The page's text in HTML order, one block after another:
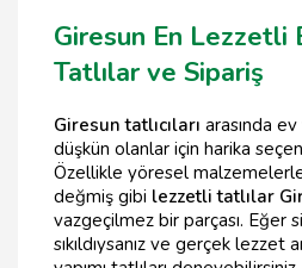
Giresun En Lezzetli
Tatlılar ve Sipariş
Giresun tatlıcıları arasında
düşkün olanlar için harika
Özellikle yöresel
değmiş gibi lezzetli tatlılar
vazgeçilmez bir parçası. Eğer
sıkıldıysanız ve gerçek lezzet